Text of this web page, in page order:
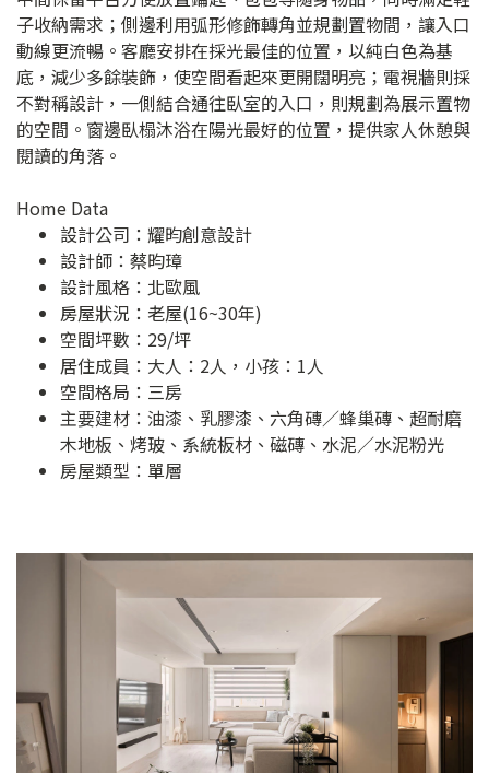
子收納需求；側邊利用弧形修飾轉角並規劃置物間，讓入口
動線更流暢。客廳安排在採光最佳的位置，以純白色為基
底，減少多餘裝飾，使空間看起來更開闊明亮；電視牆則採
不對稱設計，一側結合通往臥室的入口，則規劃為展示置物
的空間。窗邊臥榻沐浴在陽光最好的位置，提供家人休憩與
閱讀的角落。
Home Data
設計公司： 耀昀創意設計
設計師：蔡昀璋
設計風格：北歐風
房屋狀況：老屋(16~30年)
空間坪數：29/坪
居住成員：大人：2人，小孩：1人
空間格局：三房
主要建材：油漆、乳膠漆、六角磚／蜂巢磚、超耐磨
木地板、烤玻、系統板材、磁磚、水泥／水泥粉光
房屋類型：單層